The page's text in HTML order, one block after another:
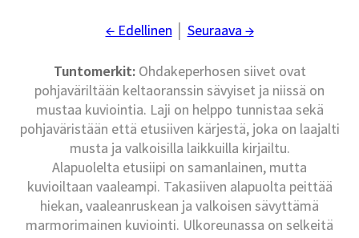
← Edellinen Seuraava →
Tuntomerkit:Ohdakeperhosen siivet ovat
pohjaväriltään keltaoranssin sävyiset ja niissä on
mustaa kuviointia. Laji on helppo tunnistaa sekä
pohjaväristään että etusiiven kärjestä, joka on laajalti
musta ja valkoisilla laikkuilla kirjailtu.
Alapuolelta etusiipi on samanlainen, mutta
kuvioiltaan vaaleampi. Takasiiven alapuolta peittää
hiekan, vaaleanruskean ja valkoisen sävyttämä
marmorimainen kuviointi. Ulkoreunassa on selkeitä